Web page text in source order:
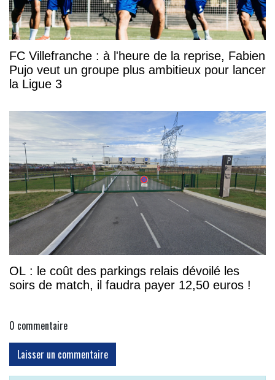
FC Villefranche : à l'heure de la reprise, Fabien
Pujo veut un groupe plus ambitieux pour lancer
la Ligue 3
OL : le coût des parkings relais dévoilé les
soirs de match, il faudra payer 12,50 euros !
0 commentaire
Laisser un commentaire